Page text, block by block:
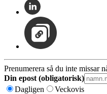
Prenumerera så du inte missar
Din epost (obligatorisk)
Dagligen
Veckovis